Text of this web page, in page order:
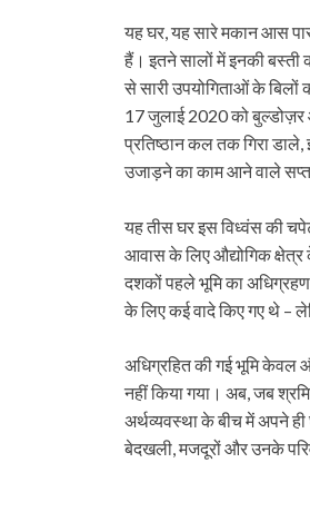
यह घर, यह सारे मकान आस
हैं। इतने सालों में इनकी बस्ती
से सारी उपयोगिताओं के
17 जुलाई 2020 को बुल्डोज़र
प्रतिष्ठान कल तक गिरा
उजाड़ने का काम आने वाले
यह तीस घर इस विध्वंस की
आवास के लिए औद्योगिक क्षेत्र
दशकों पहले भूमि का अधिग्रहण
के लिए कई वादे किए गए थे –
अधिग्रहित की गई भूमि केवल
नहीं किया गया। अब, जब
अर्थव्यवस्था के बीच में अपने
बेदखली, मजदूरों और उनके